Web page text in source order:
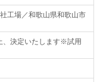
工場／和歌山県和歌山市
、決定いたします※試用